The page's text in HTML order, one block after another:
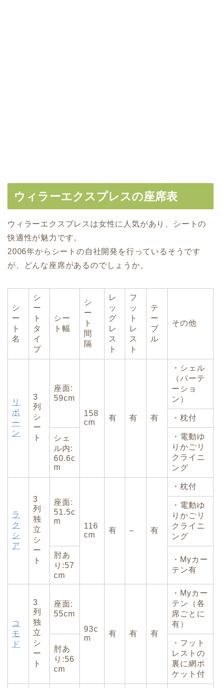
ウィラーエクスプレスの座席表
ウィラーエクスプレスは女性に人気があり、シートの
快適性が魅力です。
2006年からシートの自社開発を行っているそうです
が、どんな座席があるのでしょうか。
シ
ー
ト
名
シ
ー
ト
タ
イ
プ
シー
ト幅
シ
ー
ト
間
隔
レ
ッ
グ
レ
ス
ト
フ
ッ
ト
レ
ス
ト
テ
ー
ブ
ル
その他
リ
ボ
ー
ン
3
列
シ
ー
ト
座面:
59cm
158
cm
有 有 有
・シェル
（パーテ
ーショ
ン）
・枕付
シェ
ル内:
60.6c
m
・電動ゆ
りかごリ
クライニ
ング
ラ
ク
シ
ア
3
列
独
立
シ
ー
ト
座面:
51.5c
m
116
cm
有 – 有
・枕付
・電動ゆ
りかごリ
クライニ
ング
肘あ
り:57
cm
・Myカー
テン有
コ
モ
ド
3
列
独
立
シ
ー
ト
座面:
55cm
93c
m
有 有 有
・Myカー
テン（各
席ごとに
有）
肘あ
り:56
cm
・フット
レストの
裏に網ポ
ケット付